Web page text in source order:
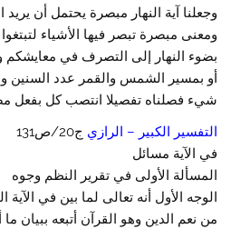
وجعلنا آية النهار مبصرة يحتمل أن
ومعنى مبصرة تبصر فيها الأشياء
بضوء النهار إلى التصرف في معايشكم
أو بمسير الشمس والقمر عدد السنين
شيء فصلناه تفصيلا انتصب كل بفعل
التفسير الكبير – الرازي ج20/ص131
في الآية مسائل
المسألة الأولى في تقرير النظم وجوه
الوجه الأول أنه تعالى لما بين في
من نعم الدين وهو القرآن أتبعه ببيان